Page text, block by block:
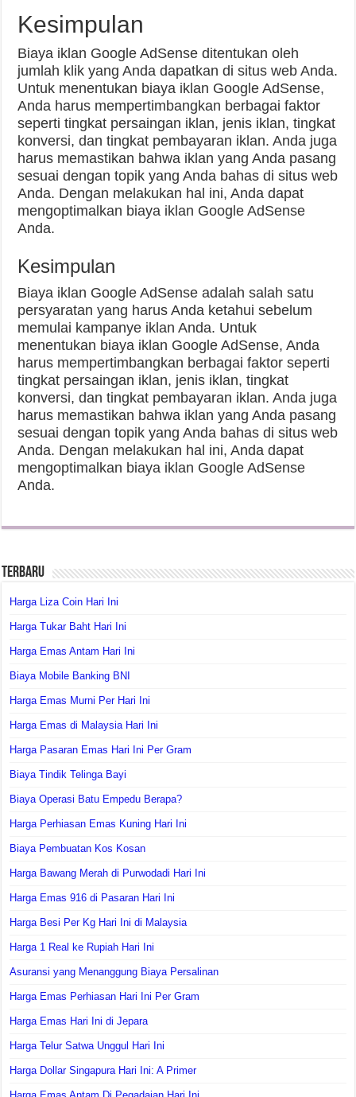
Kesimpulan
Biaya iklan Google AdSense ditentukan oleh
jumlah klik yang Anda dapatkan di situs web Anda.
Untuk menentukan biaya iklan Google AdSense,
Anda harus mempertimbangkan berbagai faktor
seperti tingkat persaingan iklan, jenis iklan, tingkat
konversi, dan tingkat pembayaran iklan. Anda juga
harus memastikan bahwa iklan yang Anda pasang
sesuai dengan topik yang Anda bahas di situs web
Anda. Dengan melakukan hal ini, Anda dapat
mengoptimalkan biaya iklan Google AdSense
Anda.
Kesimpulan
Biaya iklan Google AdSense adalah salah satu
persyaratan yang harus Anda ketahui sebelum
memulai kampanye iklan Anda. Untuk
menentukan biaya iklan Google AdSense, Anda
harus mempertimbangkan berbagai faktor seperti
tingkat persaingan iklan, jenis iklan, tingkat
konversi, dan tingkat pembayaran iklan. Anda juga
harus memastikan bahwa iklan yang Anda pasang
sesuai dengan topik yang Anda bahas di situs web
Anda. Dengan melakukan hal ini, Anda dapat
mengoptimalkan biaya iklan Google AdSense
Anda.
Terbaru
Harga Liza Coin Hari Ini
Harga Tukar Baht Hari Ini
Harga Emas Antam Hari Ini
Biaya Mobile Banking BNI
Harga Emas Murni Per Hari Ini
Harga Emas di Malaysia Hari Ini
Harga Pasaran Emas Hari Ini Per Gram
Biaya Tindik Telinga Bayi
Biaya Operasi Batu Empedu Berapa?
Harga Perhiasan Emas Kuning Hari Ini
Biaya Pembuatan Kos Kosan
Harga Bawang Merah di Purwodadi Hari Ini
Harga Emas 916 di Pasaran Hari Ini
Harga Besi Per Kg Hari Ini di Malaysia
Harga 1 Real ke Rupiah Hari Ini
Asuransi yang Menanggung Biaya Persalinan
Harga Emas Perhiasan Hari Ini Per Gram
Harga Emas Hari Ini di Jepara
Harga Telur Satwa Unggul Hari Ini
Harga Dollar Singapura Hari Ini: A Primer